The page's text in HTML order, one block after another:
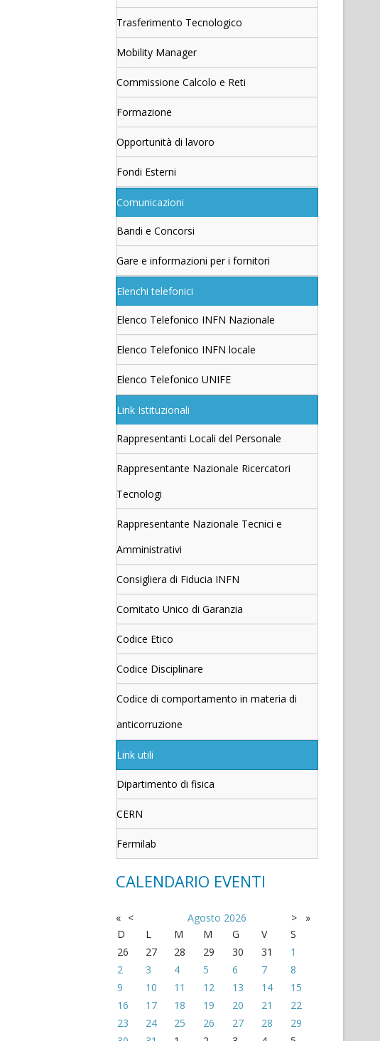
Trasferimento Tecnologico
Mobility Manager
Commissione Calcolo e Reti
Formazione
Opportunità di lavoro
Fondi Esterni
Comunicazioni
Bandi e Concorsi
Gare e informazioni per i fornitori
Elenchi telefonici
Elenco Telefonico INFN Nazionale
Elenco Telefonico INFN locale
Elenco Telefonico UNIFE
Link Istituzionali
Rappresentanti Locali del Personale
Rappresentante Nazionale Ricercatori
Tecnologi
Rappresentante Nazionale Tecnici e
Amministrativi
Consigliera di Fiducia INFN
Comitato Unico di Garanzia
Codice Etico
Codice Disciplinare
Codice di comportamento in materia di
anticorruzione
Link utili
Dipartimento di fisica
CERN
Fermilab
CALENDARIO EVENTI
« < Agosto 2026 >
»
D
L M M G V
S
26
27 28 29 30 31
1
2
3 4 5 6 7
8
9
10 11 12 13 14
15
16
17 18 19 20 21
22
23
24 25 26 27 28
29